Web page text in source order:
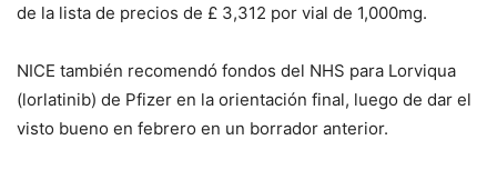
de la lista de precios de £ 3,312 por vial de 1,000mg.
NICE también recomendó fondos del NHS para Lorviqua
(lorlatinib) de Pfizer en la orientación final, luego de dar el
visto bueno en febrero en un borrador anterior.